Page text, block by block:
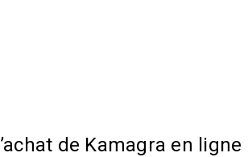
de Kamagra en